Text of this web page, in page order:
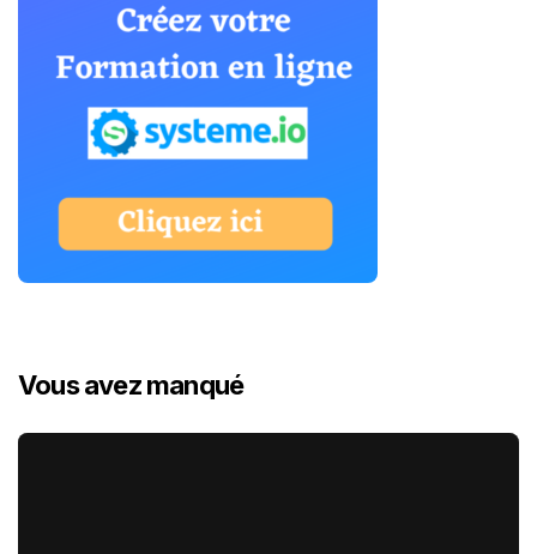
Vous avez manqué